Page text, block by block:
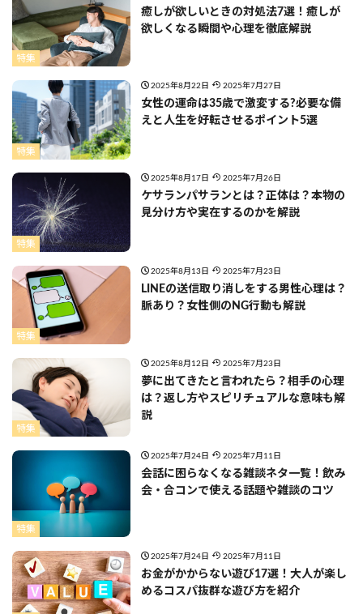
特集
癒しが欲しいときの対処法7選！癒しが
欲しくなる瞬間や心理を徹底解説
特集
2025年8月22日 2025年7月27日
女性の運命は35歳で激変する?必要な備
えと人生を好転させるポイント5選
特集
2025年8月17日 2025年7月26日
ケサランパサランとは？正体は？本物の
見分け方や実在するのかを解説
特集
2025年8月13日 2025年7月23日
LINEの送信取り消しをする男性心理は？
脈あり？女性側のNG行動も解説
特集
2025年8月12日 2025年7月23日
夢に出てきたと言われたら？相手の心理
は？返し方やスピリチュアルな意味も解
説
特集
2025年7月24日 2025年7月11日
会話に困らなくなる雑談ネタ一覧！飲み
会・合コンで使える話題や雑談のコツ
2025年7月24日 2025年7月11日
お金がかからない遊び17選！大人が楽し
めるコスパ抜群な遊び方を紹介